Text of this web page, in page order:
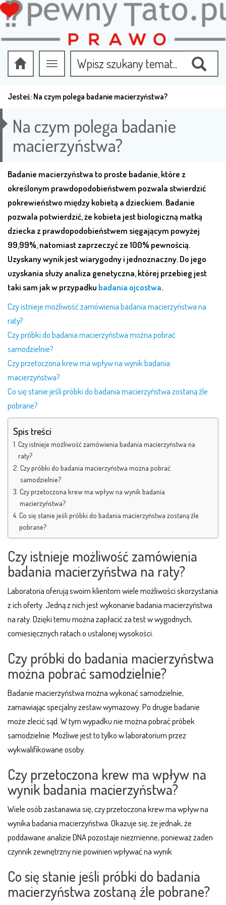
Przełącz
nawigację
Jesteś: Na czym polega badanie macierzyństwa?
Na czym polega badanie
macierzyństwa?
Badanie macierzyństwa to proste badanie, które z
określonym prawdopodobieństwem pozwala stwierdzić
pokrewieństwo między kobietą a dzieckiem. Badanie
pozwala potwierdzić, że kobieta jest biologiczną matką
dziecka z prawdopodobieństwem sięgającym powyżej
99,99%, natomiast zaprzeczyć ze 100% pewnością.
Uzyskany wynik jest wiarygodny i jednoznaczny. Do jego
uzyskania służy analiza genetyczna, której przebieg jest
taki sam jak w przypadku badania ojcostwa.
Czy istnieje możliwość zamówienia badania macierzyństwa na
raty?
Czy próbki do badania macierzyństwa można pobrać
samodzielnie?
Czy przetoczona krew ma wpływ na wynik badania
macierzyństwa?
Co się stanie jeśli próbki do badania macierzyństwa zostaną źle
pobrane?
Spis treści
Czy istnieje możliwość zamówienia badania macierzyństwa na
raty?
Czy próbki do badania macierzyństwa można pobrać
samodzielnie?
Czy przetoczona krew ma wpływ na wynik badania
macierzyństwa?
Co się stanie jeśli próbki do badania macierzyństwa zostaną źle
pobrane?
Czy istnieje możliwość zamówienia
badania macierzyństwa na raty?
Laboratoria oferują swoim klientom wiele możliwości skorzystania
z ich oferty. Jedną z nich jest wykonanie badania macierzyństwa
na raty. Dzięki temu można zapłacić za test w wygodnych,
comiesięcznych ratach o ustalonej wysokości.
Czy próbki do badania macierzyństwa
można pobrać samodzielnie?
Badanie macierzyństwa można wykonać samodzielnie,
zamawiając specjalny zestaw wymazowy. Po drugie badanie
może zlecić sąd. W tym wypadku nie można pobrać próbek
samodzielnie. Możliwe jest to tylko w laboratorium przez
wykwalifikowane osoby.
Czy przetoczona krew ma wpływ na
wynik badania macierzyństwa?
Wiele osób zastanawia się, czy przetoczona krew ma wpływ na
wynika badania macierzyństwa. Okazuje się, że jednak, że
poddawane analizie DNA pozostaje niezmienne, ponieważ żaden
czynnik zewnętrzny nie powinien wpływać na wynik.
Co się stanie jeśli próbki do badania
macierzyństwa zostaną źle pobrane?